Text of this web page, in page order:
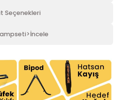
- 3 Yorumlar
Havalı Tüfek(3-9x32 Dürbünlü)
Seçenekleri